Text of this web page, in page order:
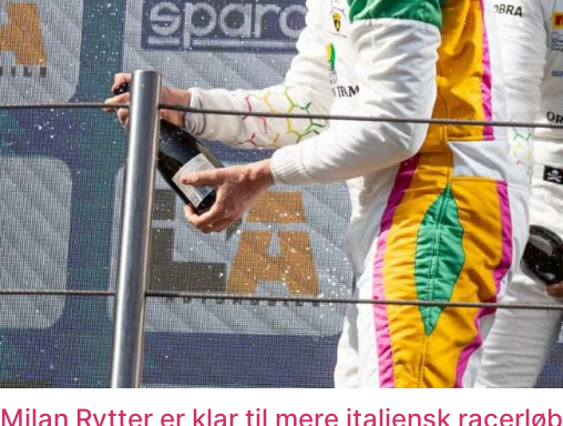
Milan Rytter er klar til mere italiensk racerløb